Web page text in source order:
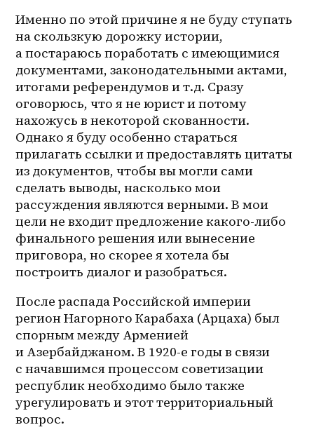
Именно по этой причине я не буду ступать
на скользкую дорожку истории,
а постараюсь поработать с имеющимися
документами, законодательными актами,
итогами референдумов и т.д. Сразу
оговорюсь, что я не юрист и потому
нахожусь в некоторой скованности.
Однако я буду особенно стараться
прилагать ссылки и предоставлять цитаты
из документов, чтобы вы могли сами
сделать выводы, насколько мои
рассуждения являются верными. В мои
цели не входит предложение какого-либо
финального решения или вынесение
приговора, но скорее я хотела бы
построить диалог и разобраться.
После распада Российской империи
регион Нагорного Карабаха (Арцаха) был
спорным между Арменией
и Азербайджаном. В 1920-е годы в связи
с начавшимся процессом советизации
республик необходимо было также
урегулировать и этот территориальный
вопрос.